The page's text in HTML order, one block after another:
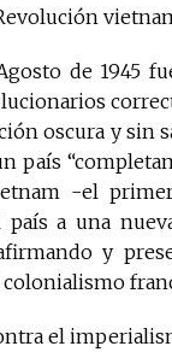
de 1945
oscura y sin
país
-el
país a una
y
el